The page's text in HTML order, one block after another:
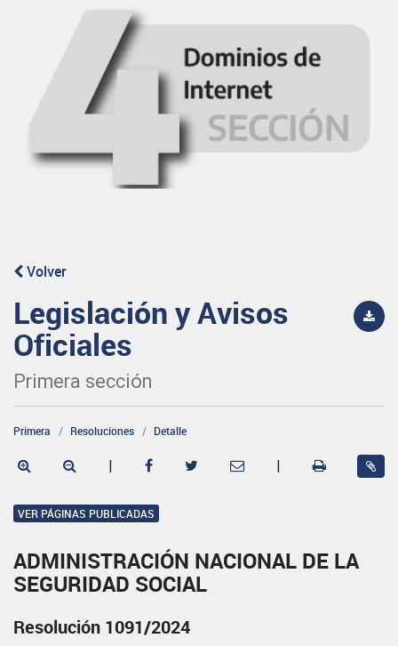
Volver
Legislación y Avisos
Oficiales
Primera sección
Primera Resoluciones Detalle
| |
VER PÁGINAS PUBLICADAS
ADMINISTRACIÓN NACIONAL DE LA
SEGURIDAD SOCIAL
Resolución 1091/2024